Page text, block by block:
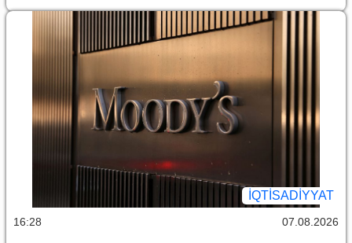
İQTİSADİYYAT
16:28 07.08.2026